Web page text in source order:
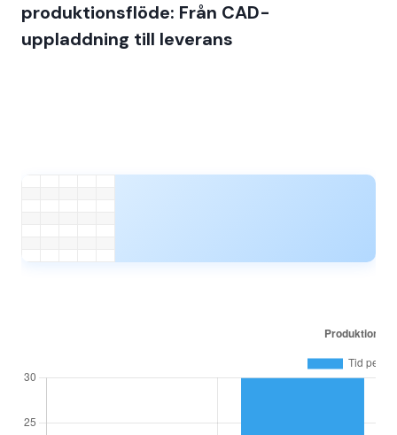
produktionsflöde: Från CAD-
uppladdning till leverans